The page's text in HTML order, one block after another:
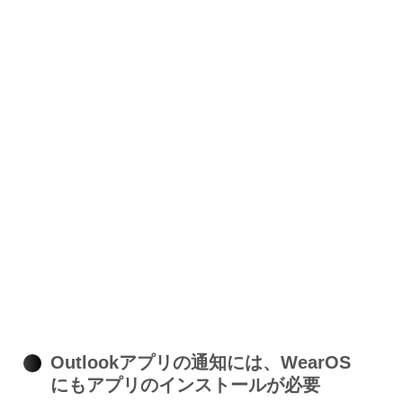
Outlookアプリの通知には、WearOS
にもアプリのインストールが必要